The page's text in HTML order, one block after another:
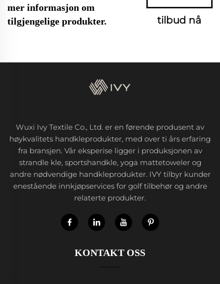
mer informasjon om
tilgjengelige produkter.
tilbud nå
Wuxi Ivy Textile Co., Ltd. er en førende produsent av
høykvalitets handkleprodukter, med over ti års erfaring
fra bransjen. Vår eksperise ligger i produksjonen av
strandle kle, sportshandkle, yoga mattetoweler og
andre nødvendige handkleprodukter. IVY tilbyr kunder
enestående innkjøpservices for golf tilbehør og andre
relaterte produkter.
KONTAKT OSS